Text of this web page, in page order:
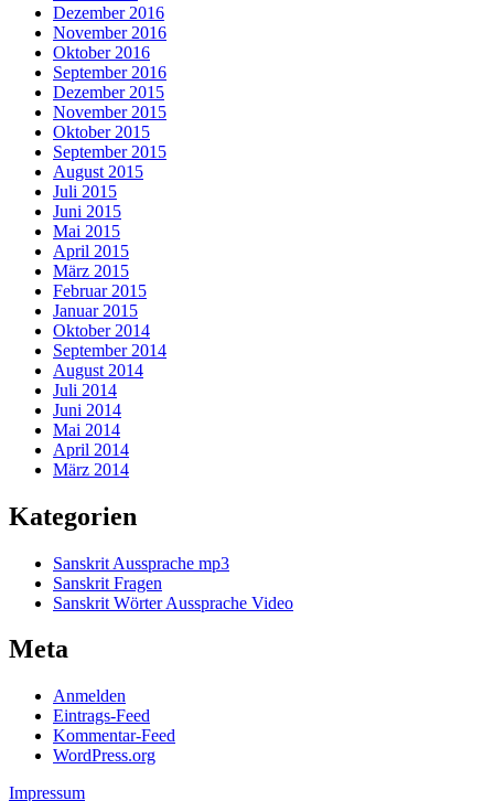
Dezember 2016
November 2016
Oktober 2016
September 2016
Dezember 2015
November 2015
Oktober 2015
September 2015
August 2015
Juli 2015
Juni 2015
Mai 2015
April 2015
März 2015
Februar 2015
Januar 2015
Oktober 2014
September 2014
August 2014
Juli 2014
Juni 2014
Mai 2014
April 2014
März 2014
Kategorien
Sanskrit Aussprache mp3
Sanskrit Fragen
Sanskrit Wörter Aussprache Video
Meta
Anmelden
Eintrags-Feed
Kommentar-Feed
WordPress.org
Impressum